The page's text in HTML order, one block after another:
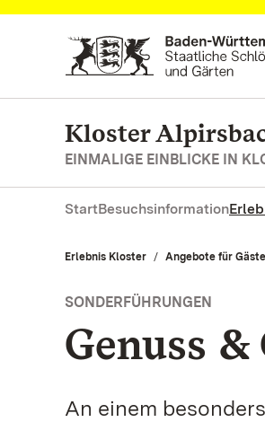
Zum Hauptinhalt springen
Kloster
EINMALIGE EINBLICKE IN
StartBesuchsinformation
Erlebnis Kloster Angebote für Gäste
SONDERFÜHRUNGEN
Genuss
An einem